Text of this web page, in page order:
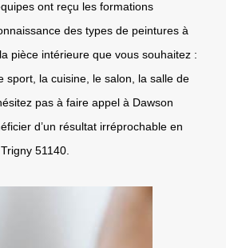
ont reçu les formations
des types de peintures à
pièce intérieure que vous souhaitez :
sport, la cuisine, le salon, la salle de
pas à faire appel à Dawson
d’un résultat irréprochable en
51140.